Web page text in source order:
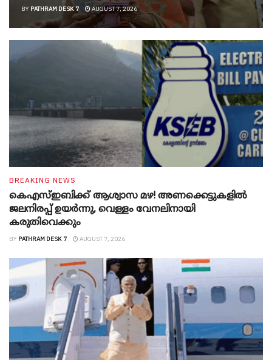
BY PATHRAM DESK 7 AUGUST 7, 2026
BREAKING NEWS
കെഎസ്ഇബിക്ക് ആശ്വാസ മഴ! അണക്കെട്ടുകളിൽ
ജലനിരപ്പ് ഉയർന്നു, വെള്ളം വേനലിനായി
കരുതിവെക്കും
BY PATHRAM DESK 7 AUGUST 7, 2026